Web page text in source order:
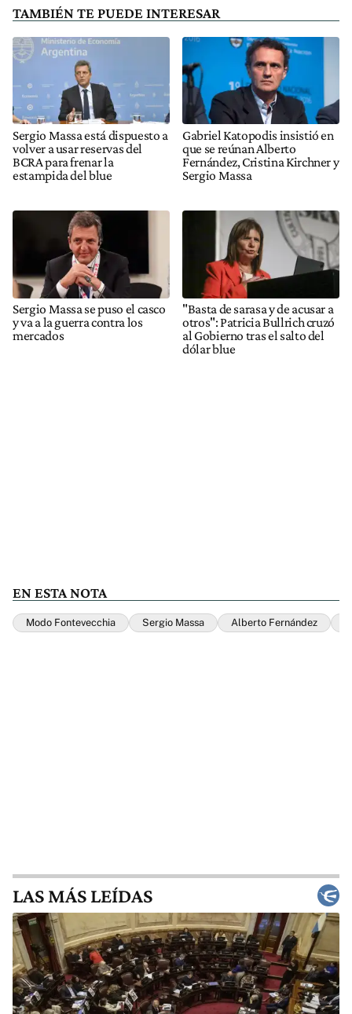
TAMBIÉN TE PUEDE INTERESAR
Sergio Massa está dispuesto a
volver a usar reservas del
BCRA para frenar la
estampida del blue
Gabriel Katopodis insistió en
que se reúnan Alberto
Fernández, Cristina Kirchner y
Sergio Massa
Sergio Massa se puso el casco
y va a la guerra contra los
mercados
"Basta de sarasa y de acusar a
otros": Patricia Bullrich cruzó
al Gobierno tras el salto del
dólar blue
EN ESTA NOTA
Modo Fontevecchia Sergio Massa Alberto Fernández
LAS MÁS LEÍDAS